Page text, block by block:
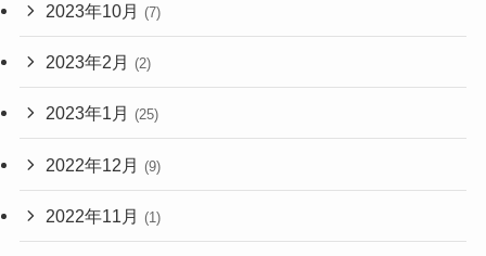
2023年10月 (7)
2023年2月 (2)
2023年1月 (25)
2022年12月 (9)
2022年11月 (1)